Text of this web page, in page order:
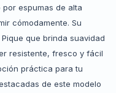
espumas de alta
cómodamente. Su
que brinda suavidad
resistente, fresco y fácil
práctica para tu
de este modelo